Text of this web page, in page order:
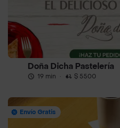
Doña Dicha Pastelería
19 min · $ 5500
Envío Gratis